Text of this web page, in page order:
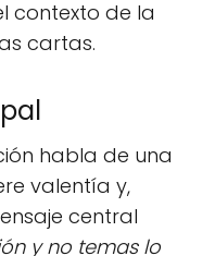
contexto de la
cartas.
habla de una
valentía y,
central
y no temas lo